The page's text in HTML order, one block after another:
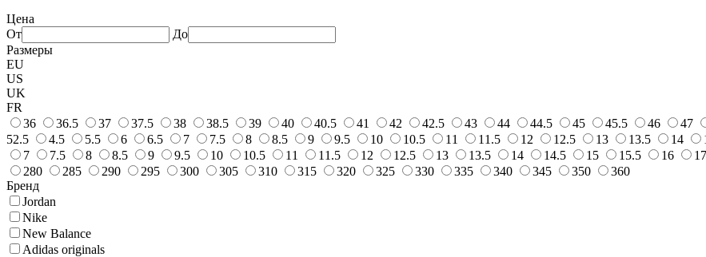
Цена
От
До
Размеры
EU
US
UK
FR
36
36.5 37 37.5 38 38.5 39 40 40.5 41 42 42.5 43 44 44.5 45 45.5 46 47
52.5
4.5 5.5 6 6.5 7 7.5 8 8.5 9 9.5 10 10.5 11 11.5 12 12.5 13 13.5 14
7
7.5 8 8.5 9 9.5 10 10.5 11 11.5 12 12.5 13 13.5 14 14.5 15 15.5 16 17
280
285 290 295 300 305 310 315 320 325 330 335 340 345 350
360
Бренд
Jordan
Nike
New Balance
Adidas originals